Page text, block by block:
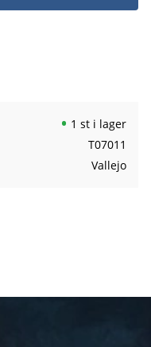
1 st i lager
T07011
Vallejo